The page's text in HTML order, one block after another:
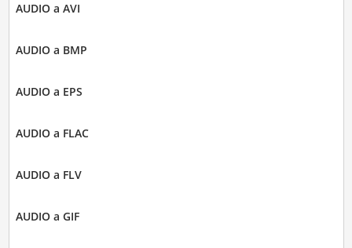
AUDIO a AVI
AUDIO a BMP
AUDIO a EPS
AUDIO a FLAC
AUDIO a FLV
AUDIO a GIF